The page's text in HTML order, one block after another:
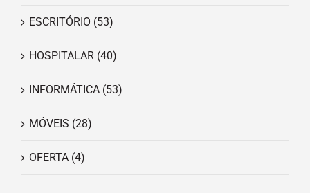
ESCRITÓRIO (53)
HOSPITALAR (40)
INFORMÁTICA (53)
MÓVEIS (28)
OFERTA (4)